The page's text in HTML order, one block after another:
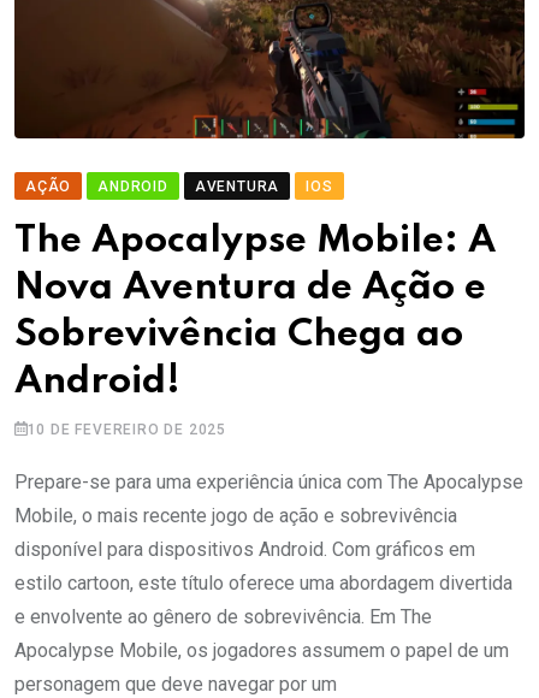
AÇÃO ANDROID AVENTURA IOS
The Apocalypse Mobile: A
Nova Aventura de Ação e
Sobrevivência Chega ao
Android!
10 DE FEVEREIRO DE 2025
Prepare-se para uma experiência única com The Apocalypse
Mobile, o mais recente jogo de ação e sobrevivência
disponível para dispositivos Android. Com gráficos em
estilo cartoon, este título oferece uma abordagem divertida
e envolvente ao gênero de sobrevivência. Em The
Apocalypse Mobile, os jogadores assumem o papel de um
personagem que deve navegar por um